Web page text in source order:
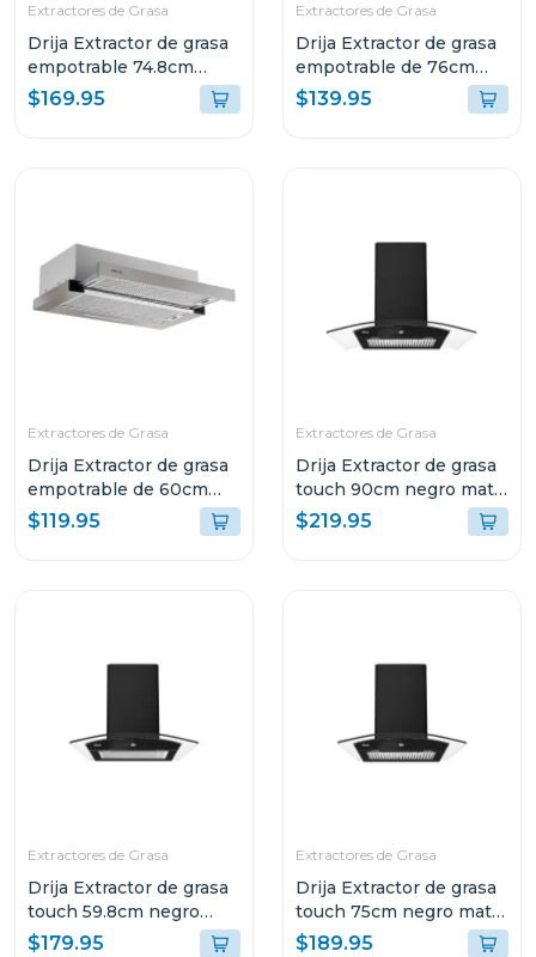
Extractores de Grasa
Drija Extractor de grasa
empotrable 74.8cm
acero inoxidable filtro
de acero y de carbón
$169.95
Extractores de Grasa
Drija Extractor de grasa
empotrable de 76cm
con filtro de acero
aluminio y de carbón
$139.95
Extractores de Grasa
Drija Extractor de grasa
empotrable de 60cm
con filtro de acero
aluminio y de carbón
$119.95
Extractores de Grasa
Drija Extractor de grasa
touch 90cm negro mate
prismatouch90
$219.95
Extractores de Grasa
Drija Extractor de grasa
touch 59.8cm negro
mate prismatouch60
$179.95
Extractores de Grasa
Drija Extractor de grasa
touch 75cm negro mate
prismatouch76
$189.95